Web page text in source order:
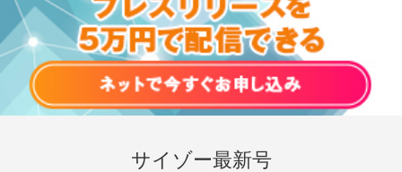
サイゾー最新号